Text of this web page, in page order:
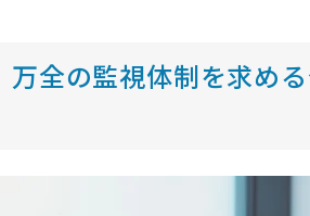
全の監視体制を求め